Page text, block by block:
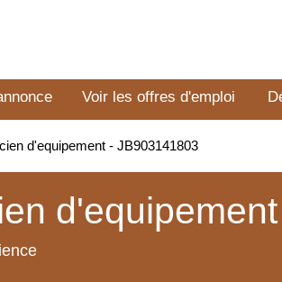
Voir les offres d'emploi
d'equipement - JB903141803
d'equipement